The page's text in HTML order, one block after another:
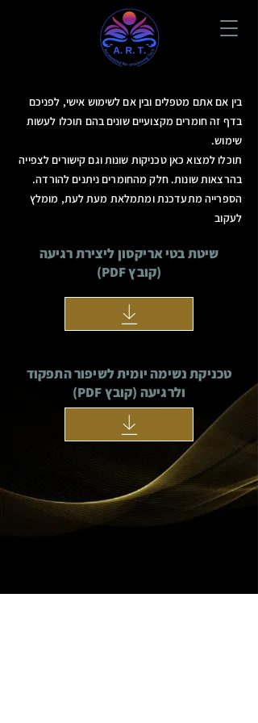
בין אם אתם מטפלים ובין אם לשימוש אישי, לפניכם
בדף זה חומרים מקצועיים שונים בהם תוכלו לעשות
שימוש.
תוכלו למצוא כאן טכניקות שונות וגם קישורים לצפייה
בהרצאות שונות. חלק מהחומרים ניתנים להורדה.
הספרייה מתעדכנת ומתמלאת מעת לעת, מומלץ
לעקוב
שיטת בטי אריקסון ליצירת רגיעה
(קובץ PDF)
טכניקת נשימה יומית לשיפור התפקוד
ולרגיעה (קובץ PDF)